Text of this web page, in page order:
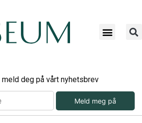
deg på vårt nyhetsbrev
Meld meg på